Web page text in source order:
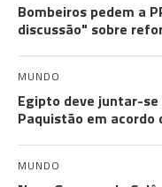
Bombeiros pedem a
discussão" sobre
MUNDO
Egipto deve juntar-se
Paquistão em
MUNDO